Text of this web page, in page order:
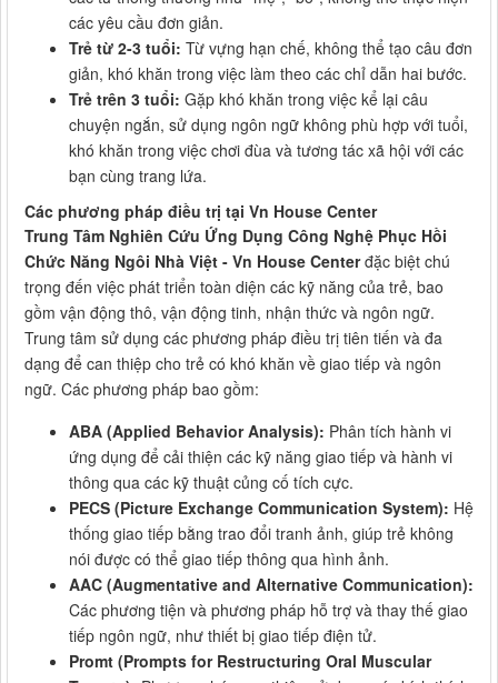
các yêu cầu đơn giản.
Trẻ từ 2-3 tuổi: Từ vựng hạn chế, không thể tạo câu đơn
giản, khó khăn trong việc làm theo các chỉ dẫn hai bước.
Trẻ trên 3 tuổi: Gặp khó khăn trong việc kể lại câu
chuyện ngắn, sử dụng ngôn ngữ không phù hợp với tuổi,
khó khăn trong việc chơi đùa và tương tác xã hội với các
bạn cùng trang lứa.
Các phương pháp điều trị tại Vn House Center
Trung Tâm Nghiên Cứu Ứng Dụng Công Nghệ Phục Hồi
Chức Năng Ngôi Nhà Việt - Vn House Centerđặc biệt chú
trọng đến việc phát triển toàn diện các kỹ năng của trẻ, bao
gồm vận động thô, vận động tinh, nhận thức và ngôn ngữ.
Trung tâm sử dụng các phương pháp điều trị tiên tiến và đa
dạng để can thiệp cho trẻ có khó khăn về giao tiếp và ngôn
ngữ. Các phương pháp bao gồm:
ABA (Applied Behavior Analysis): Phân tích hành vi
ứng dụng để cải thiện các kỹ năng giao tiếp và hành vi
thông qua các kỹ thuật củng cố tích cực.
PECS (Picture Exchange Communication System): Hệ
thống giao tiếp bằng trao đổi tranh ảnh, giúp trẻ không
nói được có thể giao tiếp thông qua hình ảnh.
AAC (Augmentative and Alternative Communication):
Các phương tiện và phương pháp hỗ trợ và thay thế giao
tiếp ngôn ngữ, như thiết bị giao tiếp điện tử.
Promt (Prompts for Restructuring Oral Muscular